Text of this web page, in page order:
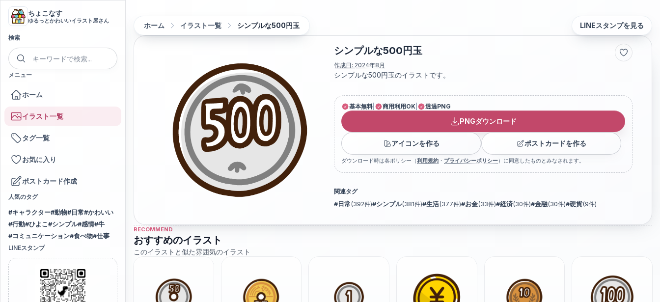
ちょこなす
ゆるっとかわいいイラスト屋さん
検索
メニュー
ホーム
イラスト一覧
タグ一覧
お気に入り
ポストカード作成
人気のタグ
#キャラクター#動物# 日常#かわいい
#行動#ひよこ#シンプル#感情#牛
#コミュニケーション#食べ物#仕事
LINEスタンプ
ホーム イラスト一覧 シンプルな500円玉 LINEスタンプを見る
シンプルな500円玉
作成日: 2024年8月
シンプルな500円玉のイラストです。
基本無料 商用利用OK 透過PNG
PNGダウンロード
アイコンを作る ポストカードを作る
ダウンロード時は各ポリシー（利用規約 ・ プライバシーポリシー）に同意したものとみなされます。
関連タグ
#日常 (392件)#シンプル(381件)#生活(377件)#お金(33件)#経済(30件)#金融(30件)#硬貨(9件)
RECOMMEND
おすすめのイラスト
このイラストと似た雰囲気のイラスト